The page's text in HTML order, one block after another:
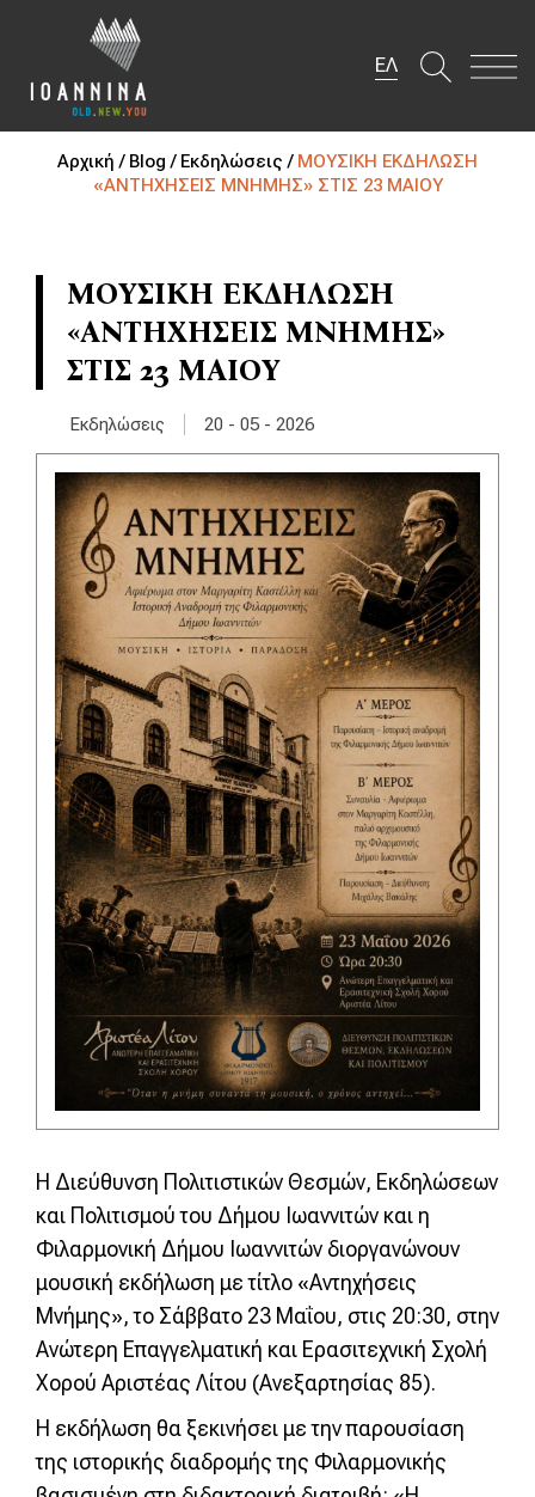
ΕΛ
Αρχική / Blog / Εκδηλώσεις / ΜΟΥΣΙΚΗ ΕΚΔΗΛΩΣΗ
«ΑΝΤΗΧΗΣΕΙΣ ΜΝΗΜΗΣ» ΣΤΙΣ 23 ΜΑΙΟΥ
ΜΟΥΣΙΚΗ ΕΚΔΗΛΩΣΗ
«ΑΝΤΗΧΗΣΕΙΣ ΜΝΗΜΗΣ»
ΣΤΙΣ 23 ΜΑΙΟΥ
Εκδηλώσεις 20 - 05 - 2026
Η Διεύθυνση Πολιτιστικών Θεσμών, Εκδηλώσεων
και Πολιτισμού του Δήμου Ιωαννιτών και η
Φιλαρμονική Δήμου Ιωαννιτών διοργανώνουν
μουσική εκδήλωση με τίτλο «Αντηχήσεις
Μνήμης», το Σάββατο 23 Μαΐου, στις 20:30, στην
Ανώτερη Επαγγελματική και Ερασιτεχνική Σχολή
Χορού Αριστέας Λίτου (Ανεξαρτησίας 85).
Η εκδήλωση θα ξεκινήσει με την παρουσίαση
της ιστορικής διαδρομής της Φιλαρμονικής